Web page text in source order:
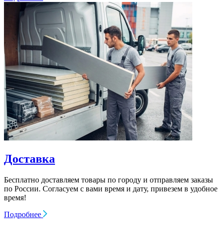
Доставка
Бесплатно доставляем товары по городу и отправляем заказы
по России. Согласуем с вами время и дату, привезем в удобное
время!
Подробнее